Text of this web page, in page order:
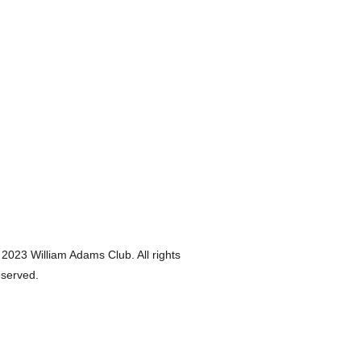
William Adams Club. All rights